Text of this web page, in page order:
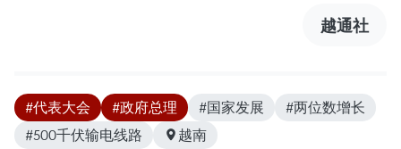
越通社
#代表大会 #政府总理 #国家发展
#两位数增长
#500千伏输电线路
越南